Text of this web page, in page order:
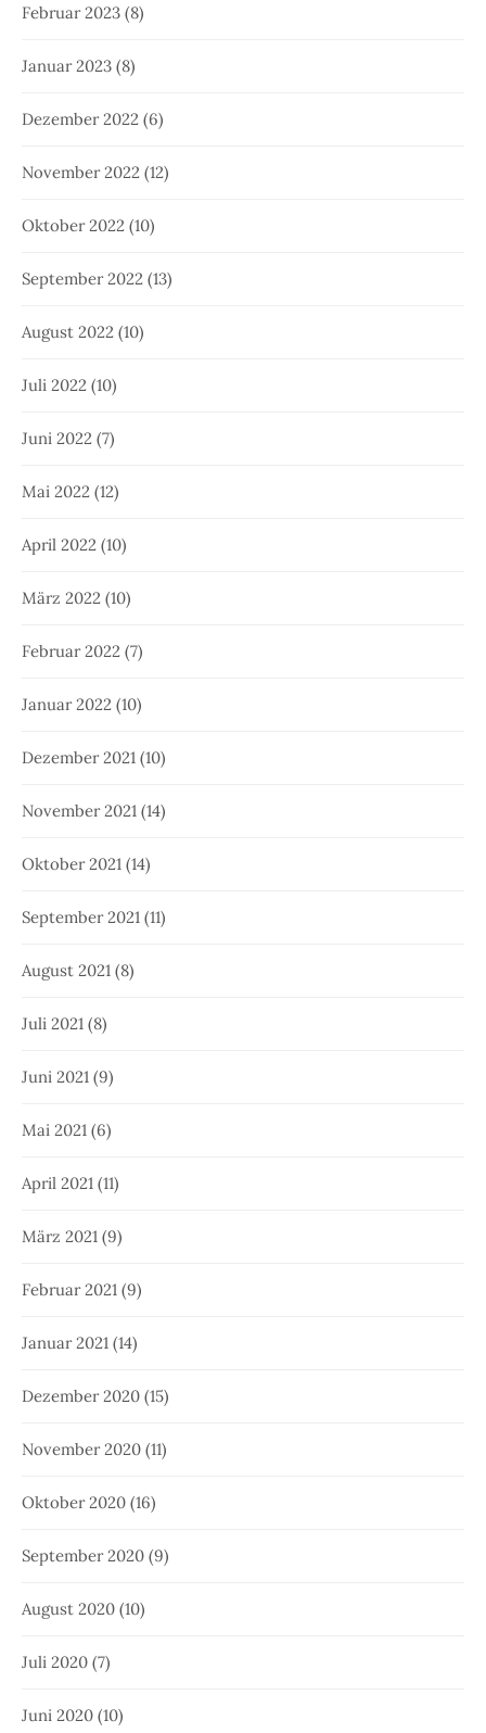
Februar 2023 (8)
Januar 2023 (8)
Dezember 2022 (6)
November 2022 (12)
Oktober 2022 (10)
September 2022 (13)
August 2022 (10)
Juli 2022 (10)
Juni 2022 (7)
Mai 2022 (12)
April 2022 (10)
März 2022 (10)
Februar 2022 (7)
Januar 2022 (10)
Dezember 2021 (10)
November 2021 (14)
Oktober 2021 (14)
September 2021 (11)
August 2021 (8)
Juli 2021 (8)
Juni 2021 (9)
Mai 2021 (6)
April 2021 (11)
März 2021 (9)
Februar 2021 (9)
Januar 2021 (14)
Dezember 2020 (15)
November 2020 (11)
Oktober 2020 (16)
September 2020 (9)
August 2020 (10)
Juli 2020 (7)
Juni 2020 (10)